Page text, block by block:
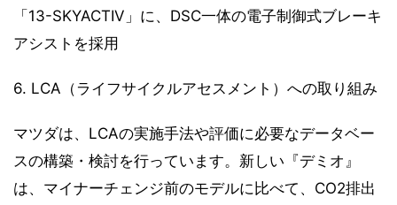
「13-SKYACTIV」に、DSC一体の電子制御式ブレーキ
アシストを採用
6. LCA（ライフサイクルアセスメント）への取り組み
マツダは、LCAの実施手法や評価に必要なデータベー
スの構築・検討を行っています。新しい『デミオ』
は、マイナーチェンジ前のモデルに比べて、CO2排出